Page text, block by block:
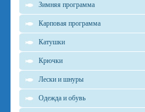
Зимняя программа
Карповая программа
Катушки
Крючки
Лески и шнуры
Одежда и обувь